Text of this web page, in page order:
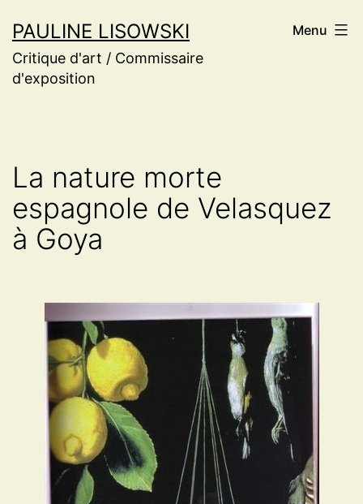
au
contenu
PAULINE LISOWSKI
Critique d'art / Commissaire
d'exposition
Menu
La nature morte
espagnole de Velasquez
à Goya